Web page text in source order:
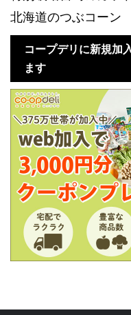
北海道のつぶコーン
コープデリに新規加
ます